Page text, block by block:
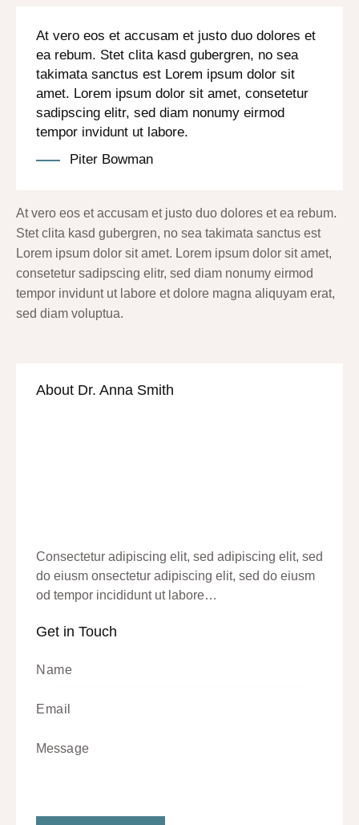
At vero eos et accusam et justo duo dolores et
ea rebum. Stet clita kasd gubergren, no sea
takimata sanctus est Lorem ipsum dolor sit
amet. Lorem ipsum dolor sit amet, consetetur
sadipscing elitr, sed diam nonumy eirmod
tempor invidunt ut labore.
Piter Bowman
At vero eos et accusam et justo duo dolores et ea rebum.
Stet clita kasd gubergren, no sea takimata sanctus est
Lorem ipsum dolor sit amet. Lorem ipsum dolor sit amet,
consetetur sadipscing elitr, sed diam nonumy eirmod
tempor invidunt ut labore et dolore magna aliquyam erat,
sed diam voluptua.
About Dr. Anna Smith
Consectetur adipiscing elit, sed adipiscing elit, sed
do eiusm onsectetur adipiscing elit, sed do eiusm
od tempor incididunt ut labore…
Get in Touch